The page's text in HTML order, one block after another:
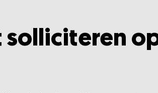
solliciteren